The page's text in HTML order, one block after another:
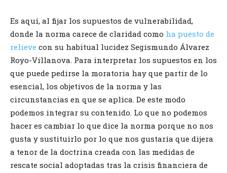
Es aquí, al fijar los supuestos de vulnerabilidad,
donde la norma carece de claridad como ha puesto de
relieve con su habitual lucidez Segismundo Álvarez
Royo-Villanova. Para interpretar los supuestos en los
que puede pedirse la moratoria hay que partir de lo
esencial, los objetivos de la norma y las
circunstancias en que se aplica. De este modo
podemos integrar su contenido. Lo que no podemos
hacer es cambiar lo que dice la norma porque no nos
gusta y sustituirlo por lo que nos gustaría que dijera
a tenor de la doctrina creada con las medidas de
rescate social adoptadas tras la crisis financiera de